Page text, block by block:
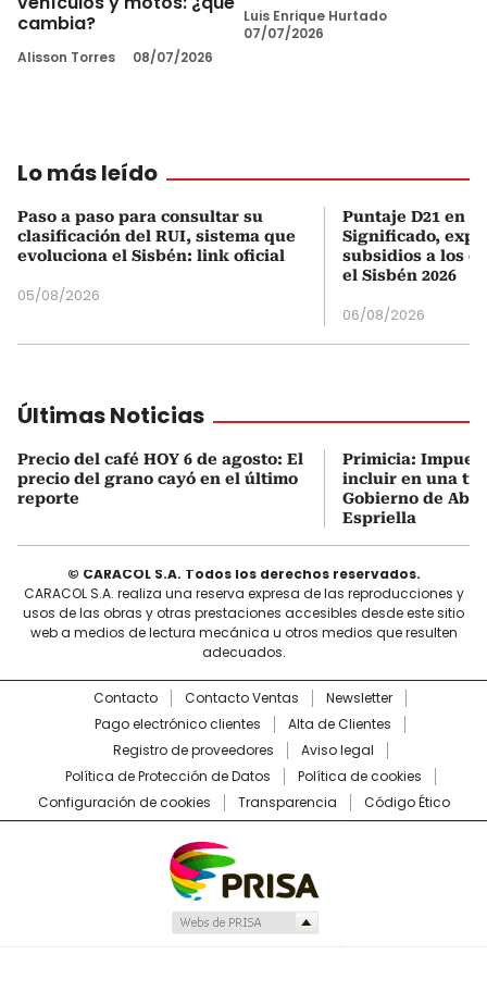
cambia?
Alisson Torres 08/07/2026
Luis Enrique Hurtado
07/07/2026
Lo más leído
Paso a paso para consultar su
clasificación del RUI, sistema que
evoluciona el Sisbén: link oficial
05/08/2026
Puntaje D21 en
Significado,
subsidios a los
el Sisbén 2026
06/08/2026
Últimas Noticias
Precio del café HOY 6 de agosto: El
precio del grano cayó en el último
reporte
Primicia:
incluir en una
Gobierno de
Espriella
© CARACOL S.A. Todos los derechos reservados.
CARACOL S.A. realiza una reserva expresa de las reproducciones y
usos de las obras y otras prestaciones accesibles desde este sitio
web a medios de lectura mecánica u otros medios que resulten
adecuados.
Contacto Contacto Ventas
Newsletter
Pago electrónico clientes
Alta de Clientes
Registro de proveedores
Aviso legal
Política de Protección de Datos
Política de cookies
Configuración de cookies
Transparencia Código Ético